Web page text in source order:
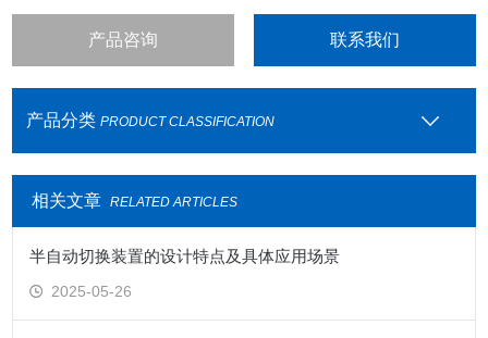
产品咨询 联系我们
产品分类 PRODUCT CLASSIFICATION
相关文章 RELATED ARTICLES
半自动切换装置的设计特点及具体应用场景
2025-05-26